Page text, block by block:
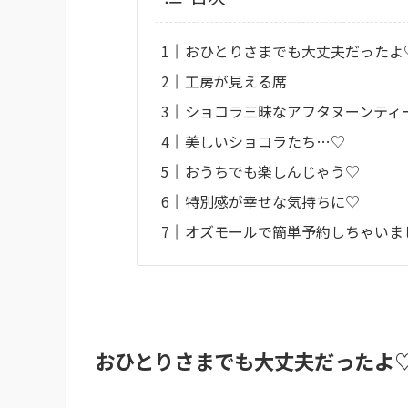
おひとりさまでも大丈夫だった
工房が見える席
ショコラ三昧なアフタヌーンティ
美しいショコラたち…♡
おうちでも楽しんじゃう♡
特別感が幸せな気持ちに♡
オズモールで簡単予約しちゃいま
おひとりさまでも大丈夫だったよ